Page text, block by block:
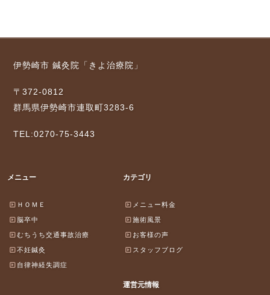
伊勢崎市 鍼灸院「きよ治療院」
〒372-0812
群馬県伊勢崎市連取町3283-6
TEL:0270-75-3443
メニュー
ＨＯＭＥ
脳卒中
むちうち交通事故治療
不妊鍼灸
自律神経失調症
カテゴリ
メニュー料金
施術風景
お客様の声
スタッフブログ
運営元情報